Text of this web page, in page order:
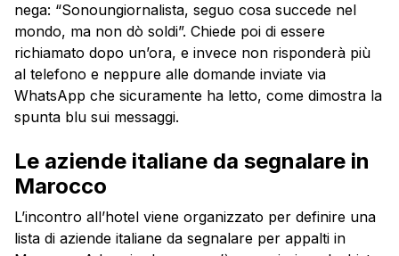
nega: “Sonoungiornalista, seguo cosa succede nel
mondo, ma non dò soldi”. Chiede poi di essere
richiamato dopo un’ora, e invece non risponderà più
al telefono e neppure alle domande inviate via
WhatsApp che sicuramente ha letto, come dimostra la
spunta blu sui messaggi.
Le aziende italiane da segnalare in
Marocco
L’incontro all’hotel viene organizzato per definire una
lista di aziende italiane da segnalare per appalti in